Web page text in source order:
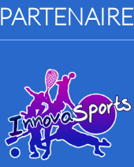
PARTENAIRE